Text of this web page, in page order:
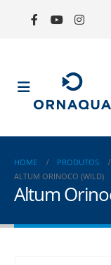
HOME PRODUTOS
ALTUM ORINOCO (WILD)
Altum